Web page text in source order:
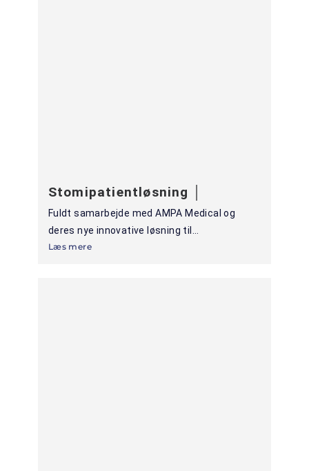
Stomipatientløsning │
Fuldt samarbejde med AMPA Medical og
deres nye innovative løsning til...
Læs mere